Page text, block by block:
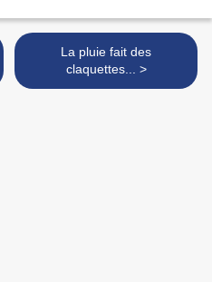
La pluie fait des
claquettes... >